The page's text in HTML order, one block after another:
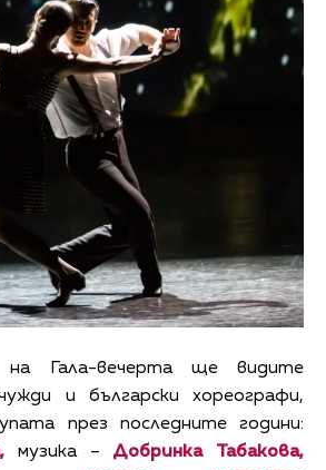
Гала-вечерта ще видите
и български хореографи,
през последните години:
музика – Добринка Табакова,